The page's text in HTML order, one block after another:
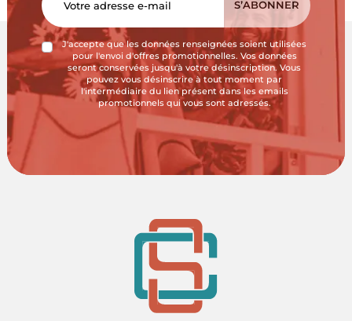
J'accepte que les données renseignées soient utilisées
pour l'envoi d'offres promotionnelles. Vos données
seront conservées jusqu'à votre désinscription. Vous
pouvez vous désinscrire à tout moment par
l'intermédiaire du lien présent dans les emails
promotionnels qui vous sont adressés.